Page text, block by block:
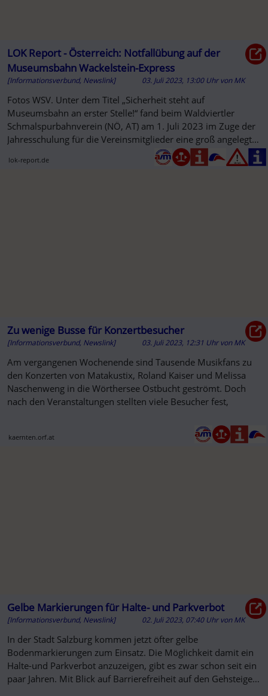
LOK Report - Österreich: Notfallübung auf der
Museumsbahn Wackelstein-Express
[Informationsverbund, Newslink] 03. Juli 2023, 13:00 Uhr vonMK
Fotos WSV. Unter dem Titel „Sicherheit steht auf
Museumsbahn an erster Stelle!“ fand beim Waldviertler
Schmalspurbahnverein (NÖ, AT) am 1. Juli 2023 im Zuge der
Jahresschulung für die Vereinsmitglieder eine groß angelegte
lok-report.de
Zu wenige Busse für Konzertbesucher
[Informationsverbund, Newslink] 03. Juli 2023, 12:31 Uhr vonMK
Am vergangenen Wochenende sind Tausende Musikfans zu
den Konzerten von Matakustix, Roland Kaiser und Melissa
Naschenweng in die Wörthersee Ostbucht geströmt. Doch
nach den Veranstaltungen stellten viele Besucher fest,
kaernten.orf.at
Gelbe Markierungen für Halte- und Parkverbot
[Informationsverbund, Newslink] 02. Juli 2023, 07:40 Uhr vonMK
In der Stadt Salzburg kommen jetzt öfter gelbe
Bodenmarkierungen zum Einsatz. Die Möglichkeit damit ein
Halte-und Parkverbot anzuzeigen, gibt es zwar schon seit ein
paar Jahren. Mit Blick auf Barrierefreiheit auf den Gehsteigen